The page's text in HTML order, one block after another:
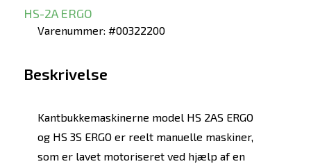
HS-2A ERGO
Varenummer: #00322200
Beskrivelse
Kantbukkemaskinerne model HS 2AS ERGO
og HS 3S ERGO er reelt manuelle maskiner,
som er lavet motoriseret ved hjælp af en